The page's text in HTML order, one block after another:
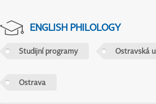
ENGLISH PHILOLOGY
Studijní programy Ostravská
Ostrava